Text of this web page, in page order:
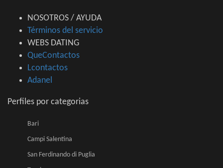
NOSOTROS / AYUDA
Términos del servicio
WEBS DATING
QueContactos
Lcontactos
Adanel
Perfiles por categorias
Bari
Campi Salentina
San Ferdinando di Puglia